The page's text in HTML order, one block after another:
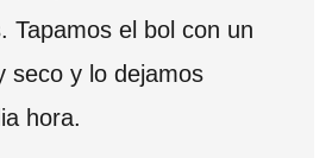
Tapamos el bol con un
seco y lo dejamos
hora.